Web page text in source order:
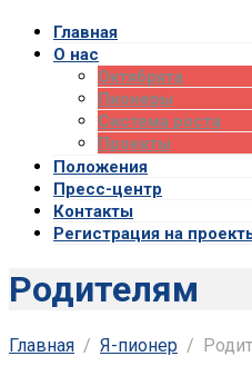
Главная
О нас
Октябрята
Пионеры
Система роста
Проекты
Положения
Пресс-центр
Контакты
Регистрация на
Родителям
Главная Я-пионер